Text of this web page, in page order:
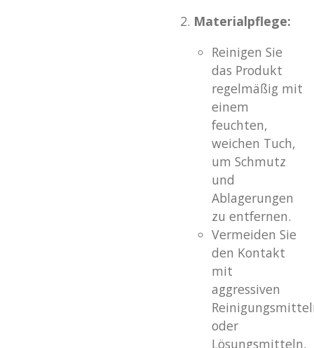
Materialpflege:
Reinigen Sie
das Produkt
regelmäßig mit
einem
feuchten,
weichen Tuch,
um Schmutz
und
Ablagerungen
zu entfernen.
Vermeiden Sie
den Kontakt
mit
aggressiven
oder
Lösungsmitteln,